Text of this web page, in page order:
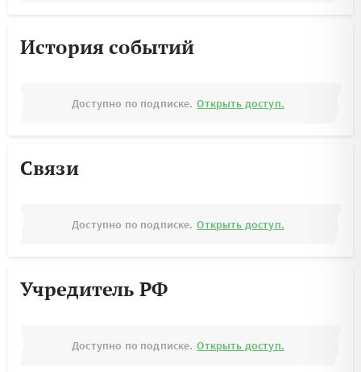
История событий
Доступно по подписке. Открыть доступ.
Связи
Доступно по подписке. Открыть доступ.
Учредитель РФ
Доступно по подписке. Открыть доступ.